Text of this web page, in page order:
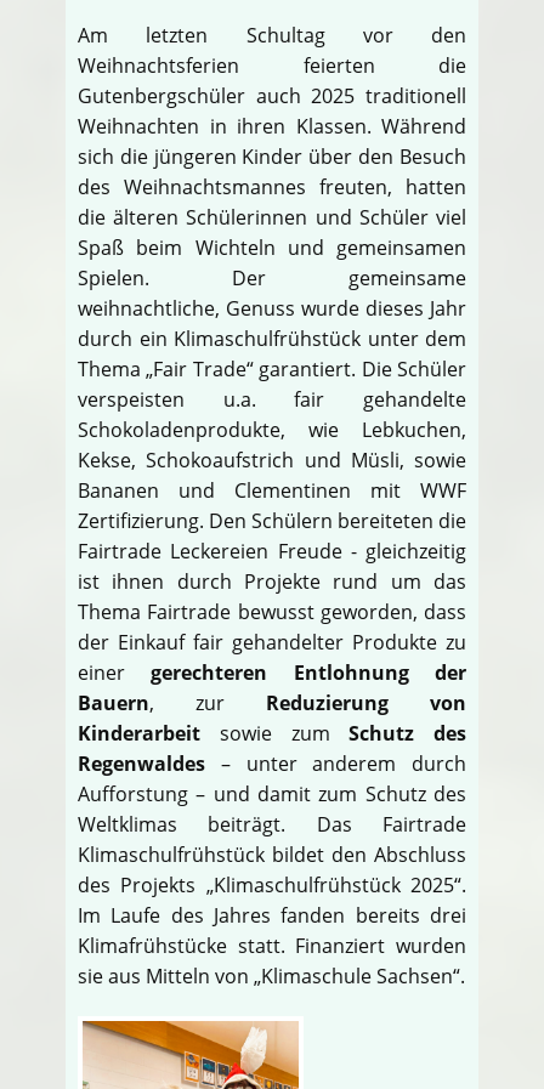
Am letzten Schultag vor den
Weihnachtsferien feierten die
Gutenbergschüler auch 2025 traditionell
Weihnachten in ihren Klassen. Während
sich die jüngeren Kinder über den Besuch
des Weihnachtsmannes freuten, hatten
die älteren Schülerinnen und Schüler viel
Spaß beim Wichteln und gemeinsamen
Spielen. Der gemeinsame
weihnachtliche, Genuss wurde dieses Jahr
durch ein Klimaschulfrühstück unter dem
Thema „Fair Trade“ garantiert. Die Schüler
verspeisten u.a. fair gehandelte
Schokoladenprodukte, wie Lebkuchen,
Kekse, Schokoaufstrich und Müsli, sowie
Bananen und Clementinen mit WWF
Zertifizierung. Den Schülern bereiteten die
Fairtrade Leckereien Freude - gleichzeitig
ist ihnen durch Projekte rund um das
Thema Fairtrade bewusst geworden, dass
der Einkauf fair gehandelter Produkte zu
einergerechteren Entlohnung der
Bauern, zur Reduzierung von
Kinderarbeit sowie zumSchutz des
Regenwaldes – unter anderem durch
Aufforstung – und damit zum Schutz des
Weltklimas beiträgt. Das Fairtrade
Klimaschulfrühstück bildet den Abschluss
des Projekts „Klimaschulfrühstück 2025“.
Im Laufe des Jahres fanden bereits drei
Klimafrühstücke statt. Finanziert wurden
sie aus Mitteln von „Klimaschule Sachsen“.